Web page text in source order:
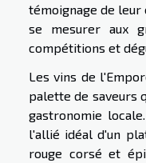
témoignage de
se mesurer aux
compétitions et
Les vins de
palette de saveurs
gastronomie
l'allié idéal d'un
rouge corsé et